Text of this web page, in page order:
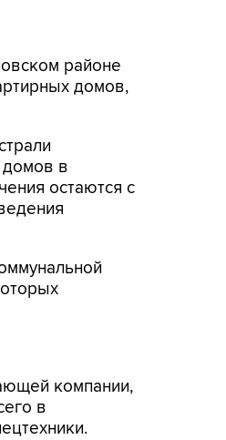
районе
домов,
в
остаются с
компании,
в